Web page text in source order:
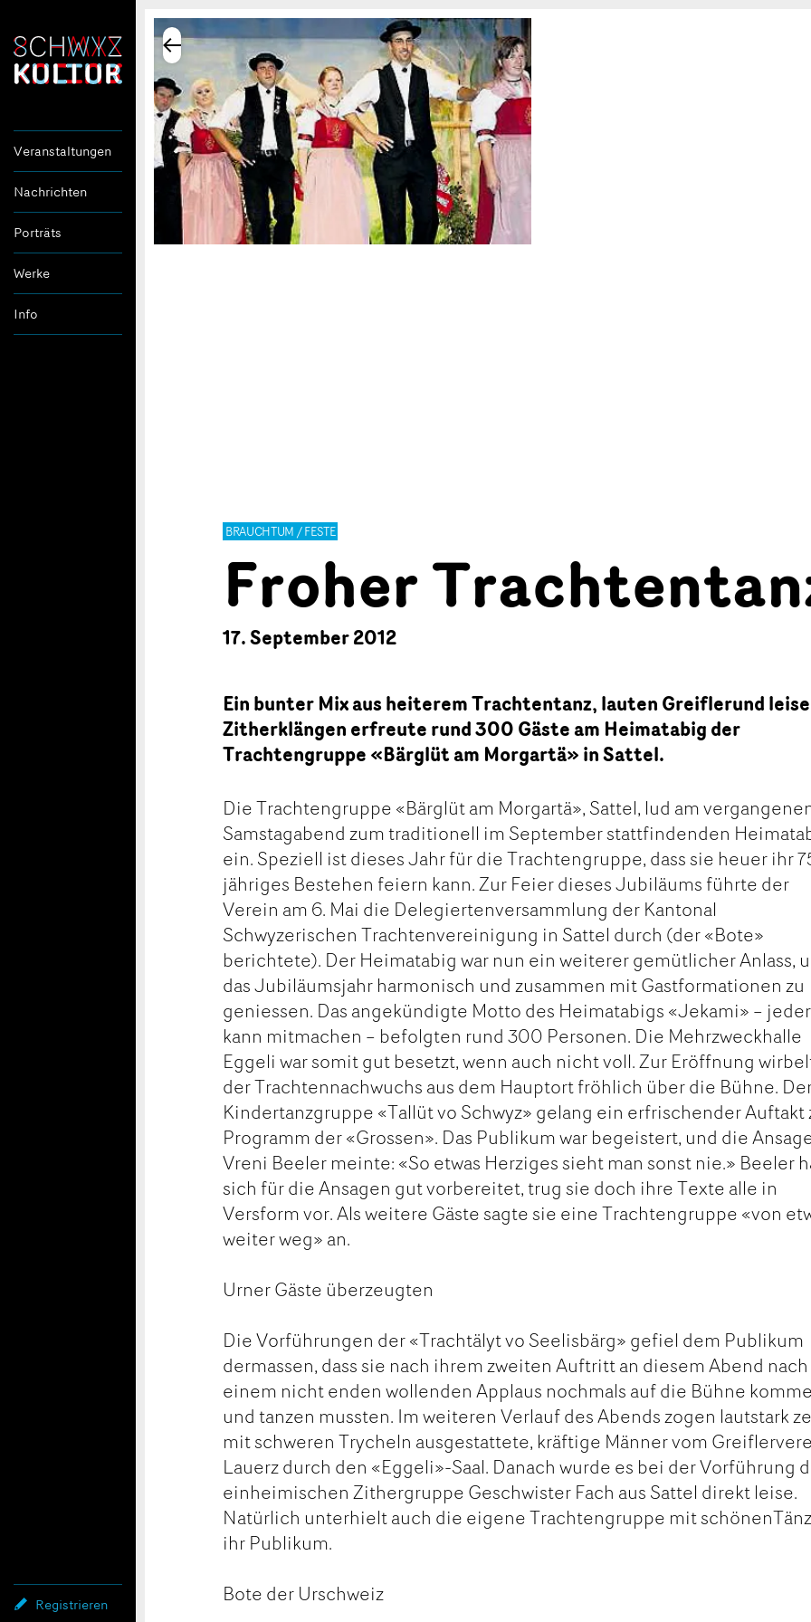
Veranstaltungen
Nachrichten
Porträts
Werke
Info
Registrieren
BRAUCHTUM / FESTE
Froher
17. September 2012
Ein bunter Mix aus heiterem Trachtentanz, lauten Greiflerund
Zitherklängen erfreute rund 300 Gäste am Heimatabig der
Trachtengruppe «Bärglüt am Morgartä» in Sattel.
Die Trachtengruppe «Bärglüt am Morgartä», Sattel, lud am
Samstagabend zum traditionell im September stattfindenden
ein. Speziell ist dieses Jahr für die Trachtengruppe, dass sie heuer ihr
jähriges Bestehen feiern kann. Zur Feier dieses Jubiläums führte der
Verein am 6. Mai die Delegiertenversammlung der Kantonal
Schwyzerischen Trachtenvereinigung in Sattel durch (der «Bote»
berichtete). Der Heimatabig war nun ein weiterer gemütlicher Anlass,
das Jubiläumsjahr harmonisch und zusammen mit Gastformationen zu
geniessen. Das angekündigte Motto des Heimatabigs «Jekami» – jeder
kann mitmachen – befolgten rund 300 Personen. Die Mehrzweckhalle
Eggeli war somit gut besetzt, wenn auch nicht voll. Zur Eröffnung
der Trachtennachwuchs aus dem Hauptort fröhlich über die Bühne.
Kindertanzgruppe «Tallüt vo Schwyz» gelang ein erfrischender Auftakt
Programm der «Grossen». Das Publikum war begeistert, und die
Vreni Beeler meinte: «So etwas Herziges sieht man sonst nie.» Beeler
sich für die Ansagen gut vorbereitet, trug sie doch ihre Texte alle in
Versform vor. Als weitere Gäste sagte sie eine Trachtengruppe «von
weiter weg» an.
Urner Gäste überzeugten
Die Vorführungen der «Trachtälyt vo Seelisbärg» gefiel dem Publikum
dermassen, dass sie nach ihrem zweiten Auftritt an diesem Abend nach
einem nicht enden wollenden Applaus nochmals auf die Bühne
und tanzen mussten. Im weiteren Verlauf des Abends zogen lautstark
mit schweren Trycheln ausgestattete, kräftige Männer vom
Lauerz durch den «Eggeli»-Saal. Danach wurde es bei der Vorführung
einheimischen Zithergruppe Geschwister Fach aus Sattel direkt leise.
Natürlich unterhielt auch die eigene Trachtengruppe mit
ihr Publikum.
Bote der Urschweiz